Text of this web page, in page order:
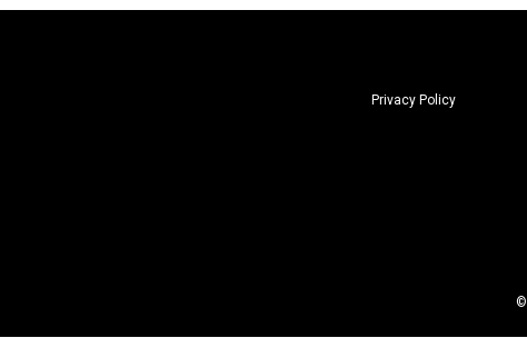
Privacy Policy
©